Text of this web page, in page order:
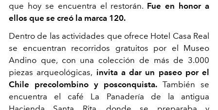
que hoy se encuentra el restorán. Fue en honor a
ellos que se creó la marca 120.
Dentro de las actividades que ofrece Hotel Casa Real
se encuentran recorridos gratuitos por el Museo
Andino que, con una colección de más de 3.000
piezas arqueológicas, invita a dar un paseo por el
Chile precolombino y posconquista. También se
encuentra el café La Panadería de la antigua